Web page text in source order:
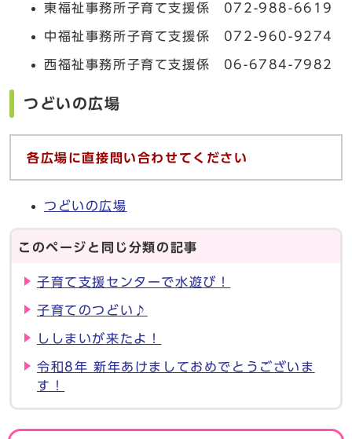
東福祉事務所子育て支援係 072-988-6619
中福祉事務所子育て支援係 072-960-9274
西福祉事務所子育て支援係 06-6784-7982
つどいの広場
各広場に直接問い合わせてください
つどいの広場
このページと同じ分類の記事
子育て支援センターで水遊び！
子育てのつどい♪
ししまいが来たよ！
令和8年 新年あけましておめでとうございま
す！